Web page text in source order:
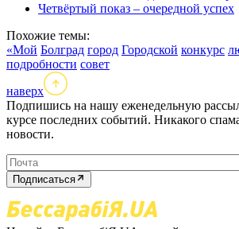
Четвёртый показ – очередной успех
Похожие темы:
«Мой Болград город Городской конкурс
подробности совет
наверх
Подпишись на нашу еженедельную
курсе последних событий. Никакого
новости.
Подписаться